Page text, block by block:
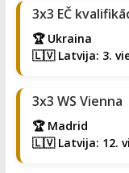
3x3 EČ
🏆 Ukraina
🇱🇻 Latvija: 3.
3x3 WS Vienna
🏆 Madrid
🇱🇻 Latvija: 12.